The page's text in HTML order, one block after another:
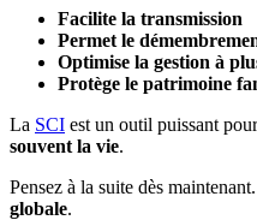
Facilite la transmission
Permet le
Optimise la gestion à
Protège le patrimoine
La SCI est un outil puissant
souvent la vie.
Pensez à la suite dès
globale.